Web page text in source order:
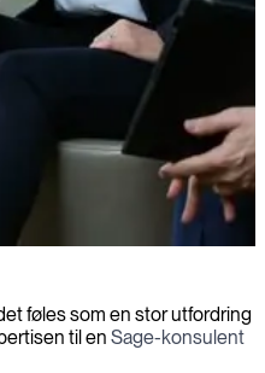
konsulenter
føles som en stor utfordring
til en Sage-konsulent